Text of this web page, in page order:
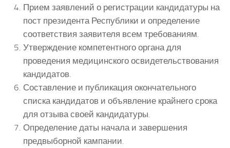
Прием заявлений о регистрации кандидатуры на
пост президента Республики и определение
соответствия заявителя всем требованиям.
Утверждение компетентного органа для
проведения медицинского освидетельствования
кандидатов.
Составление и публикация окончательного
списка кандидатов и объявление крайнего срока
для отзыва своей кандидатуры.
Определение даты начала и завершения
предвыборной кампании.